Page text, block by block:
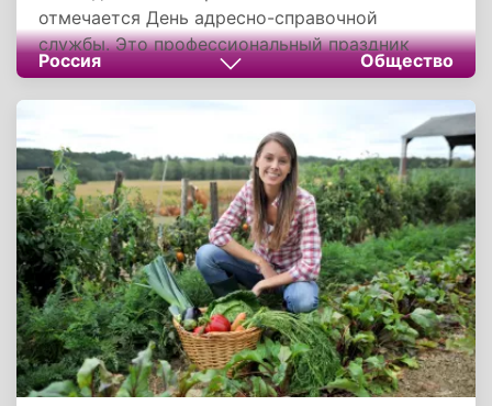
отмечается День адресно-справочной
службы. Это профессиональный праздник
всех работников адресно-справочных
подразделений Федеральной миграционной
Россия Общество